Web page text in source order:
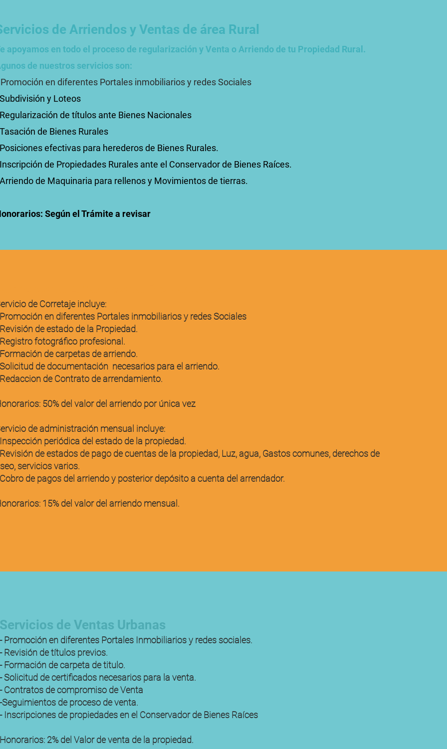
de Arriendos y Ventas de área Rural
apoyamos en todo el proceso de regularización y Venta o Arriendo de tu Propiedad Rural.
de nuestros servicios son:
Promoción en diferentes Portales inmobiliarios y redes Sociales
y Loteos
de títulos ante Bienes Nacionales
de Bienes Rurales
efectivas para herederos de Bienes Rurales.
de Propiedades Rurales ante el Conservador de Bienes Raíces.
de Maquinaria para rellenos y Movimientos de tierras.
Según el Trámite a revisar
de Corretaje incluye:
en diferentes Portales inmobiliarios y redes Sociales
de estado de la Propiedad.
fotográfico profesional.
de carpetas de arriendo.
de documentación necesarios para el arriendo.
de Contrato de arrendamiento.
50% del valor del arriendo por única vez
de administración mensual incluye:
periódica del estado de la propiedad.
de estados de pago de cuentas de la propiedad, Luz, agua, Gastos comunes, derechos de
servicios varios.
de pagos del arriendo y posterior depósito a cuenta del arrendador.
15% del valor del arriendo mensual.
Servicios de Ventas Urbanas
- Promoción en diferentes Portales Inmobiliarios y redes sociales.
- Revisión de títulos previos.
- Formación de carpeta de titulo.
- Solicitud de certificados necesarios para la venta.
- Contratos de compromiso de Venta
-Seguimientos de proceso de venta.
- Inscripciones de propiedades en el Conservador de Bienes Raíces
Honorarios: 2% del Valor de venta de la propiedad.